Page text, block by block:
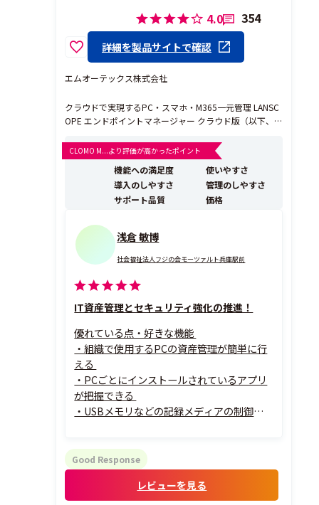
4.0 354
詳細を製品サイトで確認
エムオーテックス株式会社
クラウドで実現するPC・スマホ・M365一元管理 LANSC
OPE エンドポイントマネージャー クラウド版（以下、
マホ・M365（Microsoft 365）をクラウドで一元管理で
きるIT資産管理・MDMツールです。クラウドサービスのI
T資産管理ツール市場...
CLOMO M...より評価が高かったポイント
機能への満足度
使いやすさ
導入のしやすさ
管理のしやすさ
サポート品質
価格
浅倉 敏博
社会福祉法人フジの会モーツァルト兵庫駅前
IT資産管理とセキュリティ強化の推進！
優れている点・好きな機能
・組織で使用するPCの資産管理が簡単に行
える
・PCごとにインストールされているアプリ
が把握できる
・USBメモリなどの記録メディアの制御を
状況を見える化できる
・PCごとの位置情報がMAP（緯度・経度）
で時間軸に沿って確認できる
Good Response
レビューを見る